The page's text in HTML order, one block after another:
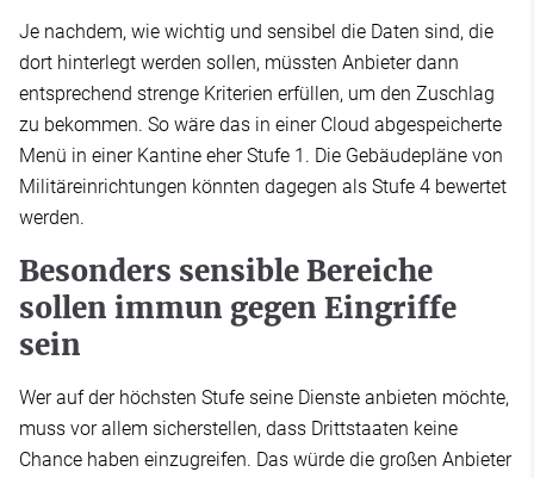
Je nachdem, wie wichtig und sensibel die Daten sind, die
dort hinterlegt werden sollen, müssten Anbieter dann
entsprechend strenge Kriterien erfüllen, um den Zuschlag
zu bekommen. So wäre das in einer Cloud abgespeicherte
Menü in einer Kantine eher Stufe 1. Die Gebäudepläne von
Militäreinrichtungen könnten dagegen als Stufe 4 bewertet
werden.
Besonders sensible Bereiche
sollen immun gegen Eingriffe
sein
Wer auf der höchsten Stufe seine Dienste anbieten möchte,
muss vor allem sicherstellen, dass Drittstaaten keine
Chance haben einzugreifen. Das würde die großen Anbieter